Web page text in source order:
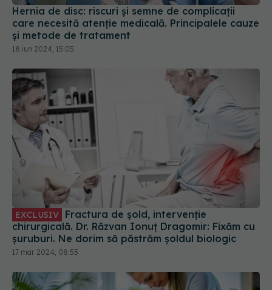
și metode de tratament
18 iun 2024, 15:05
EXCLUSIV
chirurgicală. Dr. Răzvan Ionuț Dragomir: Fixăm cu
șuruburi. Ne dorim să păstrăm șoldul biologic
17 mar 2024, 08:55